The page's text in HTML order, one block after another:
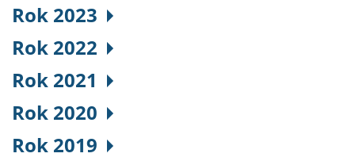
Rok 2023
Rok 2022
Rok 2021
Rok 2020
Rok 2019